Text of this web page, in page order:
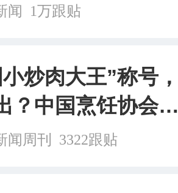
闻 1万跟贴
炒肉大王”称号，
？中国烹饪协会回
闻周刊 3322跟贴